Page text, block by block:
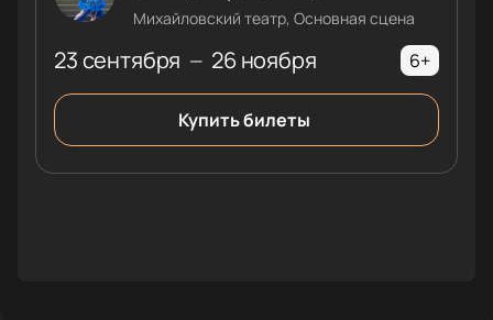
23 сентября — 26 ноября
Михайловский театр, Основная сцена
6+
Купить билеты